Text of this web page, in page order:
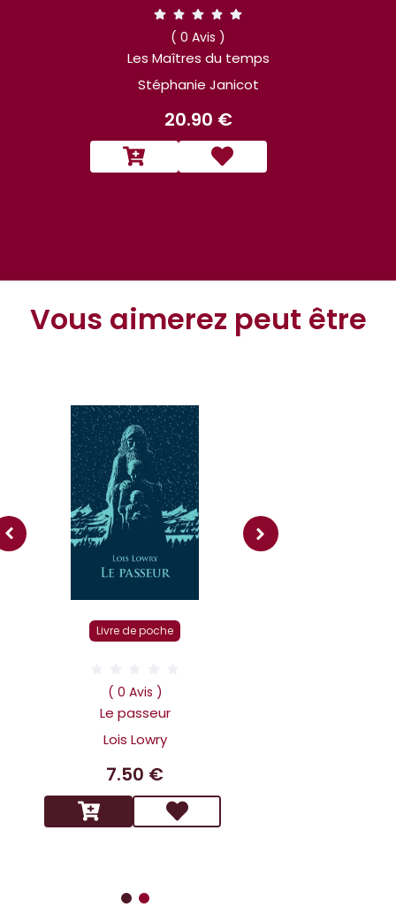
( 0 Avis )
Les Maîtres du temps
Stéphanie Janicot
20.90 €
Vous aimerez peut être
Livre de poche
( 0 Avis )
Le passeur
Lois Lowry
7.50 €